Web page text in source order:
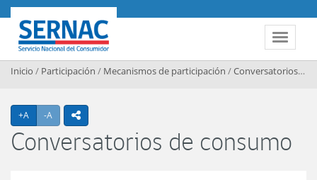
Contenido principal
Toggle
SERNAC
Inicio / Participación / Mecanismos de participación /Conversatorios de consumo
+A Agrandar texto
-A Achicar textoicono compartir
Conversatorios de consumo